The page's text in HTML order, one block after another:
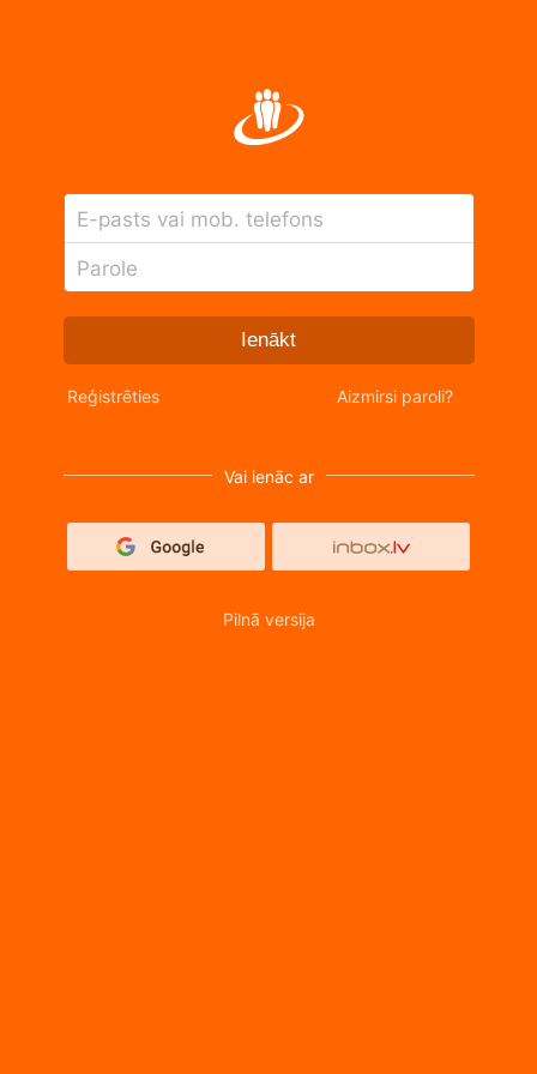
E-pasts vai mob. telefons
Parole
Ienākt
Reģistrēties Aizmirsi paroli?
Vai ienāc ar
Pilnā versija